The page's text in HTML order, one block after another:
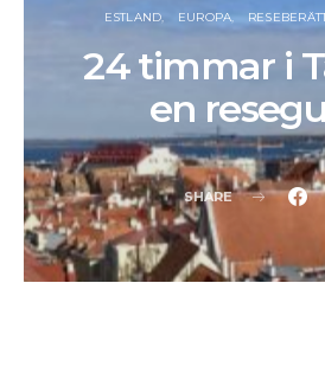
ESTLAND EUROPA
24 timmar i
en
SHARE